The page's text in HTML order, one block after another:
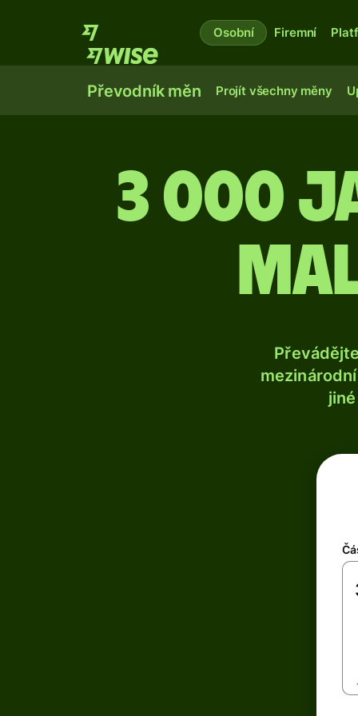
Osobní Firemní
Převodník měn Projít všechny měny
3 000